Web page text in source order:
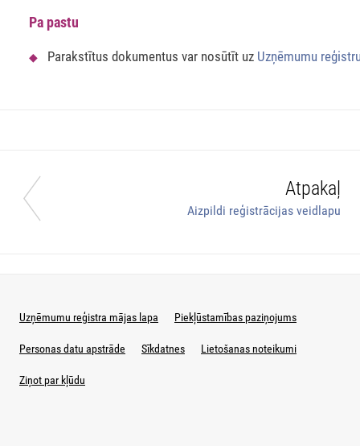
Pa pastu
Parakstītus dokumentus var nosūtīt uz Uzņēmumu
Atpakaļ
Aizpildi reģistrācijas veidlapu
Uzņēmumu reģistra mājas lapa Piekļūstamības paziņojums
Personas datu apstrāde Sīkdatnes Lietošanas noteikumi
Ziņot par kļūdu